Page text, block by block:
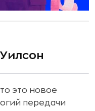
это новое
передачи